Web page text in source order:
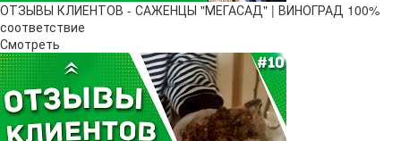
ОТЗЫВЫ КЛИЕНТОВ - САЖЕНЦЫ "МЕГАСАД" | ВИНОГРАД 100%
соответствие
Смотреть